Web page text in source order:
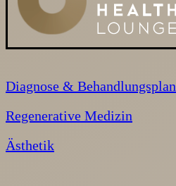
Diagnose & Behandlungsplan
Regenerative Medizin
Ästhetik